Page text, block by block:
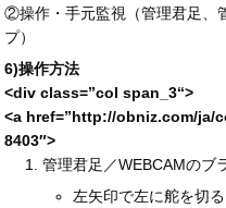
②操作・手元監視（管理君足、
プ）
6)操作方法
<div class=”col span_3“>
<a href=”http://obniz.com/ja/
8403″>
管理君足／WEBCAMのブ
左矢印で左に舵を切る